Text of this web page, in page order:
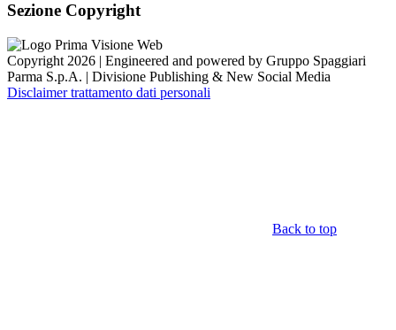
Sezione Copyright
Copyright 2026 | Engineered and powered by Gruppo Spaggiari
Parma S.p.A. | Divisione Publishing & New Social Media
Disclaimer trattamento dati personali
Back to top